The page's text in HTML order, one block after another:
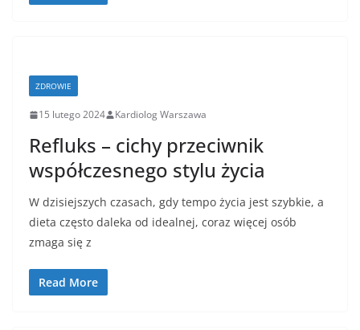
ZDROWIE
15 lutego 2024 Kardiolog Warszawa
Refluks – cichy przeciwnik
współczesnego stylu życia
W dzisiejszych czasach, gdy tempo życia jest szybkie, a
dieta często daleka od idealnej, coraz więcej osób
zmaga się z
Read More